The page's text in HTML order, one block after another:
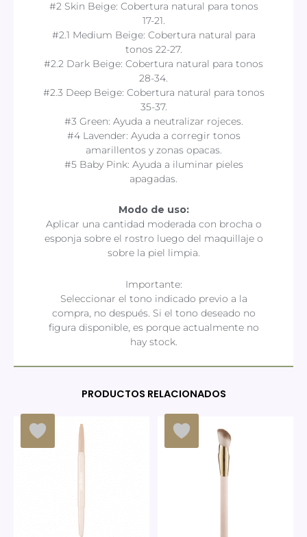
#2 Skin Beige: Cobertura natural para tonos
17-21.
#2.1 Medium Beige: Cobertura natural para
tonos 22-27.
#2.2 Dark Beige: Cobertura natural para tonos
28-34.
#2.3 Deep Beige: Cobertura natural para tonos
35-37.
#3 Green: Ayuda a neutralizar rojeces.
#4 Lavender: Ayuda a corregir tonos
amarillentos y zonas opacas.
#5 Baby Pink: Ayuda a iluminar pieles
apagadas.
Modo de uso:
Aplicar una cantidad moderada con brocha o
esponja sobre el rostro luego del maquillaje o
sobre la piel limpia.
Importante:
Seleccionar el tono indicado previo a la
compra, no después. Si el tono deseado no
figura disponible, es porque actualmente no
hay stock.
PRODUCTOS RELACIONADOS
Este
producto
tiene